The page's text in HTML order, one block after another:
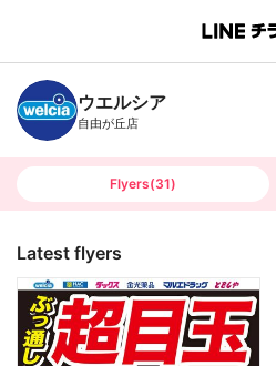
B
n
c
h
T
ウエルシア
自由が丘店
Flyers(31)
Latest flyers